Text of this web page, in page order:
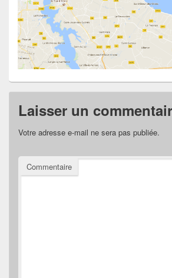
Laisser un
Votre adresse e-mail ne sera pas publiée.
Commentaire